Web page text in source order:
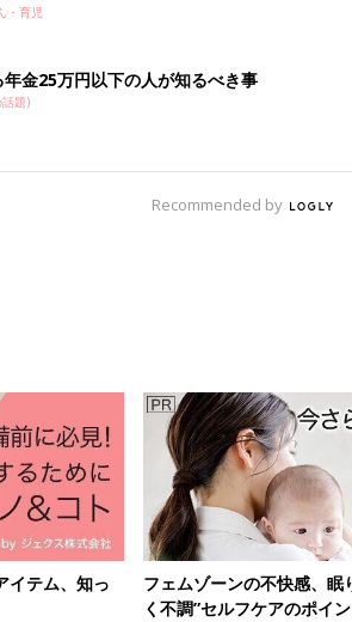
・育児
年金25万円以下の人が知るべき事
話題)
Recommended by
眠りの質、気分のゆらぎ…産後の“なんとな
ントとは？